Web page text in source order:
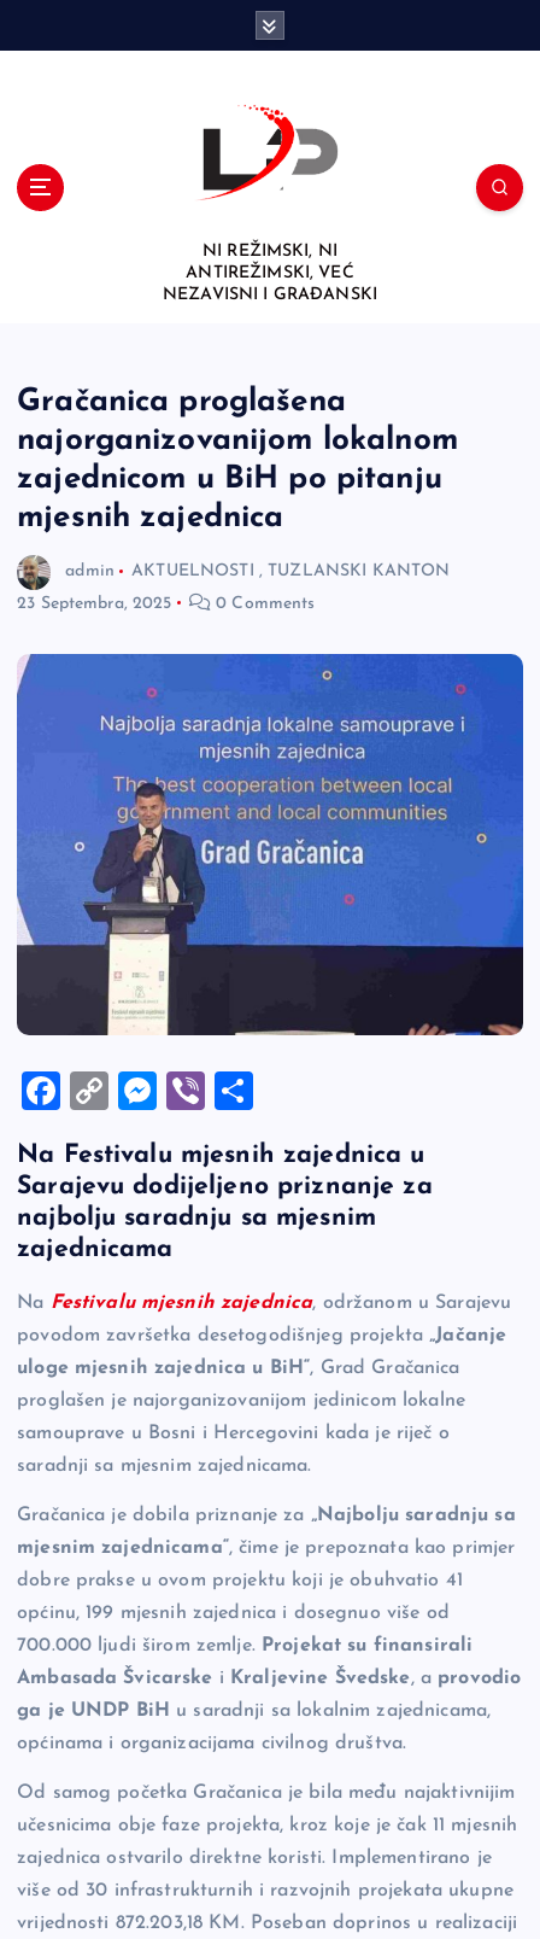
NI REŽIMSKI, NI
ANTIREŽIMSKI, VEĆ
NEZAVISNI I GRAĐANSKI
Gračanica proglašena
najorganizovanijom lokalnom
zajednicom u BiH po pitanju
mjesnih zajednica
admin AKTUELNOSTI , TUZLANSKI KANTON
23 Septembra, 2025
0 Comments
F
c
e
b
o
o
k
C
p
y
Li
n
k
M
se
n
g
Vi
er ar
e
Na Festivalu mjesnih zajednica u
Sarajevu dodijeljeno priznanje za
najbolju saradnju sa mjesnim
zajednicama
Na Festivalu mjesnih zajednica, održanom u Sarajevu
povodom završetka desetogodišnjeg projekta „Jačanje
uloge mjesnih zajednica u BiH“, Grad Gračanica
proglašen je najorganizovanijom jedinicom lokalne
samouprave u Bosni i Hercegovini kada je riječ o
saradnji sa mjesnim zajednicama.
Gračanica je dobila priznanje za „Najbolju saradnju sa
mjesnim zajednicama“, čime je prepoznata kao primjer
dobre prakse u ovom projektu koji je obuhvatio 41
općinu, 199 mjesnih zajednica i dosegnuo više od
700.000 ljudi širom zemlje.
Projekat su finansirali
Ambasada Švicarske i Kraljevine Švedske, a provodio
ga je UNDP BiH
u saradnji sa lokalnim zajednicama,
općinama i organizacijama civilnog društva.
Od samog početka Gračanica je bila među najaktivnijim
učesnicima obje faze projekta, kroz koje je čak 11 mjesnih
zajednica ostvarilo direktne koristi. Implementirano je
više od 30 infrastrukturnih i razvojnih projekata ukupne
vrijednosti 872.203,18 KM. Poseban doprinos u realizaciji